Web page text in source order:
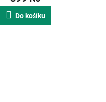
Do košíku